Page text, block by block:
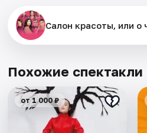
Салон красоты, или
Похожие спектакли
от 1 000 ₽